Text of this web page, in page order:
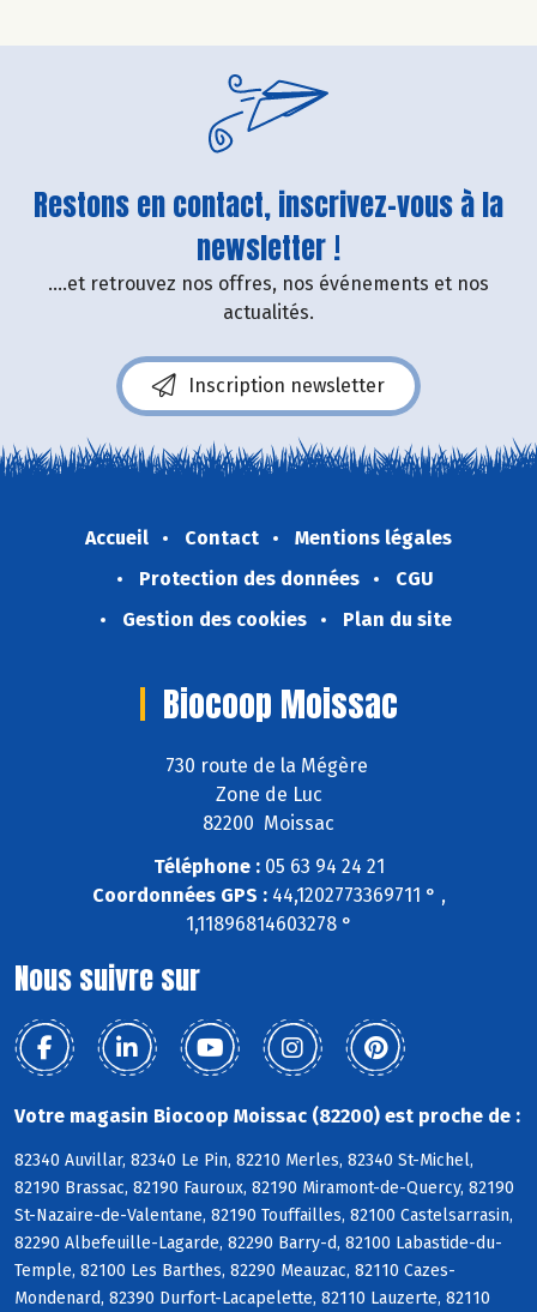
Restons en contact, inscrivez-vous à la
newsletter !
....et retrouvez nos offres, nos événements et nos
actualités.
Inscription newsletter
Accueil Contact
Mentions légales
Protection des données
CGU
Gestion des cookies
Plan du site
Biocoop Moissac
730 route de la Mégère
Zone de Luc
82200 Moissac
Téléphone :05 63 94 24 21
Coordonnées GPS :44,1202773369711 ° ,
1,11896814603278 °
Nous suivre sur
Votre magasin Biocoop Moissac (82200) est proche de :
82340 Auvillar, 82340 Le Pin, 82210 Merles, 82340 St-Michel,
82190 Brassac, 82190 Fauroux, 82190 Miramont-de-Quercy, 82190
St-Nazaire-de-Valentane, 82190 Touffailles, 82100 Castelsarrasin,
82290 Albefeuille-Lagarde, 82290 Barry-d, 82100 Labastide-du-
Temple, 82100 Les Barthes, 82290 Meauzac, 82110 Cazes-
Mondenard, 82390 Durfort-Lacapelette, 82110 Lauzerte, 82110